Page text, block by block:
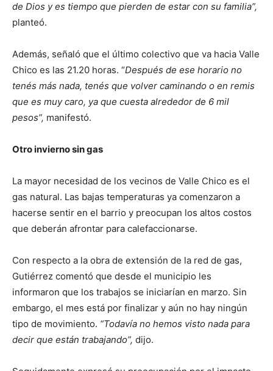
de Dios y es tiempo que pierden de estar con su familia”,
planteó.
Además, señaló que el último colectivo que va hacia Valle
Chico es las 21.20 horas. “Después de ese horario no
tenés más nada, tenés que volver caminando o en remis
que es muy caro, ya que cuesta alrededor de 6 mil
pesos”, manifestó.
Otro invierno sin gas
La mayor necesidad de los vecinos de Valle Chico es el
gas natural. Las bajas temperaturas ya comenzaron a
hacerse sentir en el barrio y preocupan los altos costos
que deberán afrontar para calefaccionarse.
Con respecto a la obra de extensión de la red de gas,
Gutiérrez comentó que desde el municipio les
informaron que los trabajos se iniciarían en marzo. Sin
embargo, el mes está por finalizar y aún no hay ningún
tipo de movimiento. “Todavía no hemos visto nada para
decir que están trabajando”, dijo.